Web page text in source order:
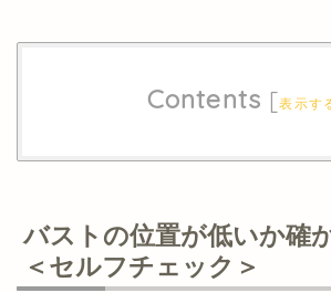
Contents [表示す
バストの位置が低いか確
＜セルフチェック＞